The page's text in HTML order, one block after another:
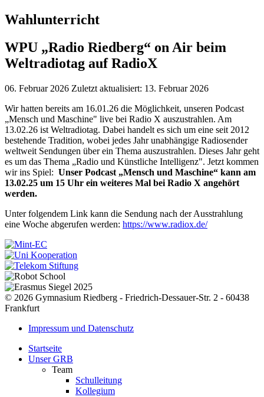
Wahlunterricht
WPU „Radio Riedberg“ on Air beim
Weltradiotag auf RadioX
06. Februar 2026 Zuletzt aktualisiert: 13. Februar 2026
Wir hatten bereits am 16.01.26 die Möglichkeit, unseren Podcast
„Mensch und Maschine" live bei Radio X auszustrahlen. Am
13.02.26 ist Weltradiotag. Dabei handelt es sich um eine seit 2012
bestehende Tradition, wobei jedes Jahr unabhängige Radiosender
weltweit Sendungen über ein Thema auszustrahlen. Dieses Jahr geht
es um das Thema „Radio und Künstliche Intelligenz". Jetzt kommen
wir ins Spiel: Unser Podcast „Mensch und Maschine“ kann am
13.02.25 um 15 Uhr ein weiteres Mal bei Radio X angehört
werden.
Unter folgendem Link kann die Sendung nach der Ausstrahlung
eine Woche abgerufen werden: https://www.radiox.de/
© 2026 Gymnasium Riedberg - Friedrich-Dessauer-Str. 2 - 60438
Frankfurt
Impressum und Datenschutz
Startseite
Unser GRB
Team
Schulleitung
Kollegium